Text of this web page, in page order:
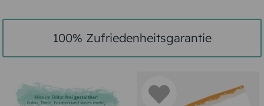
100% Zufriedenheitsgarantie